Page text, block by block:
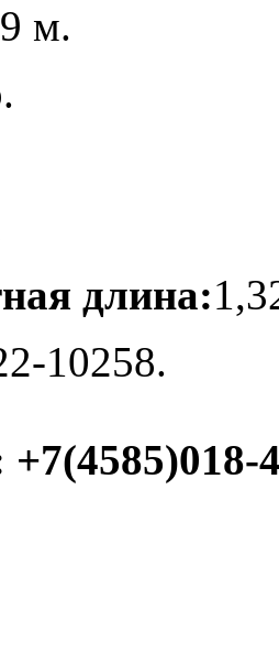
м.
длина:
10258.